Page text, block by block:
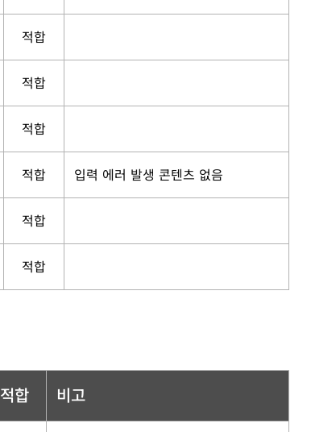
적합
적합
적합
적합 입력 에러 발생 콘텐츠 없음
적합
적합
적합 비고